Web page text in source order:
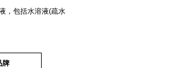
，包括水溶液(疏水
牌